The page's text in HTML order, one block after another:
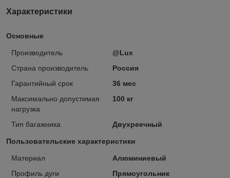
Характеристики
Основные
Производитель
@Lux
Страна производитель
Россия
Гарантийный срок
36 мес
Максимально допустимая
нагрузка
100 кг
Тип багажника Двухреечный
Пользовательские характеристики
Материал
Алюминиевый
Профиль дуги
Прямоугольник